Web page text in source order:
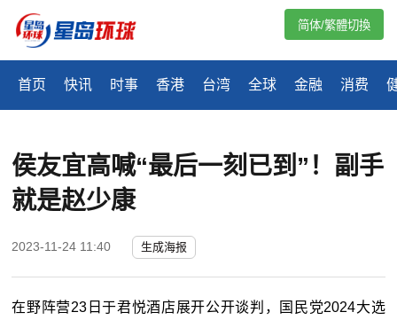
首页 快讯 时事 香港 台湾 全球 金融 消费
简体/繁體切換
​侯友宜高喊“最后一刻已到”！副手
就是赵少康
2023-11-24 11:40 生成海报
在野阵营23日于君悦酒店展开公开谈判，国民党2024大选